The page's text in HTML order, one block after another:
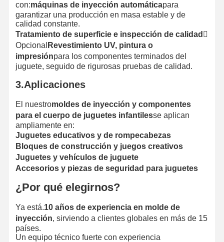
con:máquinas de inyección automáticapara
garantizar una producción en masa estable y de
calidad constante.
Tratamiento de superficie e inspección de calidad 
Opcional Revestimiento UV, pintura o
impresiónpara los componentes terminados del
juguete, seguido de rigurosas pruebas de calidad.
3.Aplicaciones
El nuestromoldes de inyección y componentes
para el cuerpo de juguetes infantilesse aplican
ampliamente en:
Juguetes educativos y de rompecabezas
Bloques de construcción y juegos creativos
Juguetes y vehículos de juguete
Accesorios y piezas de seguridad para juguetes
¿Por qué elegirnos?
Ya está.10 años de experiencia en molde de
inyección, sirviendo a clientes globales en más de 15
países.
Un equipo técnico fuerte con experiencia